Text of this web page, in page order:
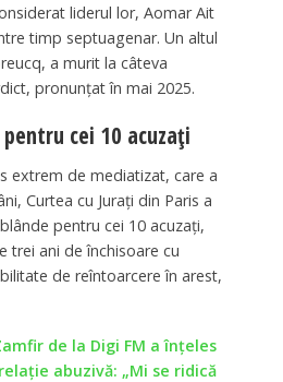
liderul lor, Aomar Ait
timp septuagenar. Un altul
a murit la câteva
pronunţat în mai 2025.
cei 10 acuzați
extrem de mediatizat, care a
Curtea cu Juraţi din Paris a
pentru cei 10 acuzaţi,
trei ani de închisoare cu
de reîntoarcere în arest,
de la Digi FM a înțeles
abuzivă: „Mi se ridică